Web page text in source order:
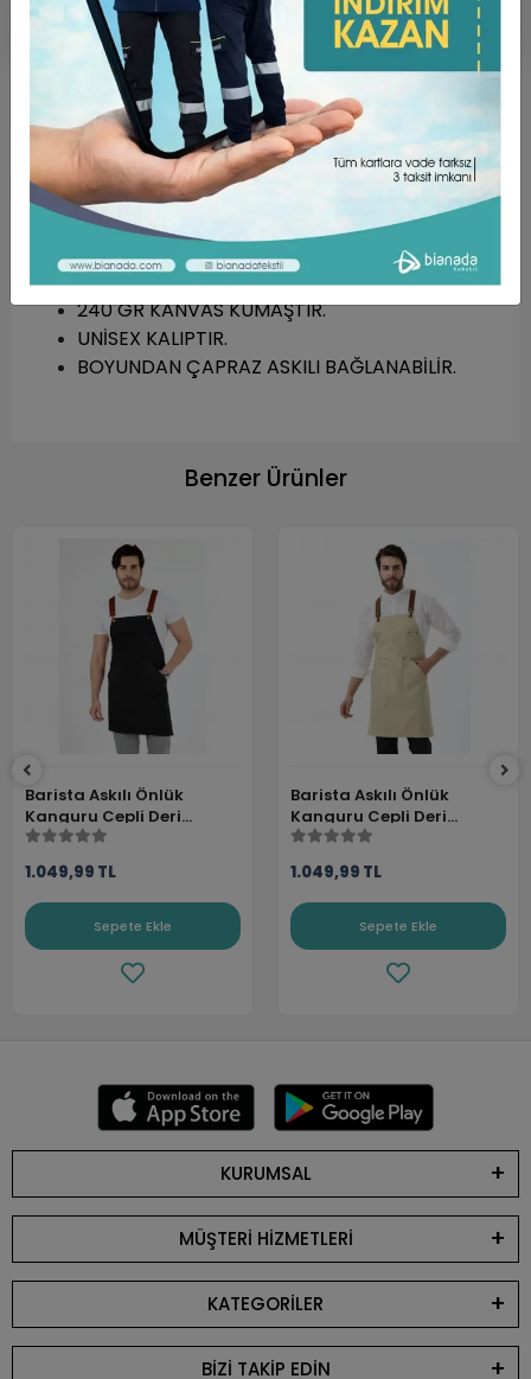
Ürün Açıklaması Garanti ve Teslimat
Taksit Seçenekleri Yorumlar
ÜRÜN ÖZELLİKLERİ ;
%100 PAMUKTUR.
240 GR KANVAS KUMAŞTIR.
UNİSEX KALIPTIR.
BOYUNDAN ÇAPRAZ ASKILI BAĞLANABİLİR.
Benzer Ürünler
Barista Askılı Önlük
Kanguru Cepli Deri
Kemerli - Füme
1.049,99 TL
Sepete Ekle
Barista Askılı Önlük
Kanguru Cepli Deri
Kemerli - Bej
1.049,99 TL
Sepete Ekle
KURUMSAL
MÜŞTERİ HİZMETLERİ
KATEGORİLER
BİZİ TAKİP EDİN